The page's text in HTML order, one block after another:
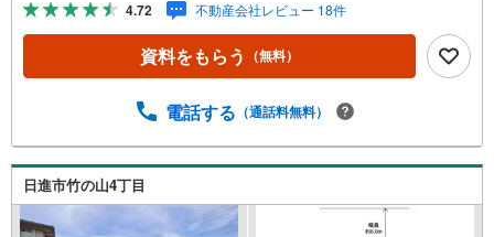
有されているので、名古屋市全域や、その他隣接エリアで
もご内覧が可能です！ 【ウィル不動産販売 久屋大通営業
所】◎地下鉄東山線「栄」駅7A出口から徒歩1分、名城線
ズスペースあり◎営業時間 10:00～19:00（定休日無し） 上
軽にご連絡下さい！現地を見学される場合は「室内・現地
を見学する（無料）」ボタンよりご希望の日時をご記入い
ただけますとスムーズにご案内が可能です。
4.72 不動産会社レビュー 18件
資料をもらう （無料）
電話する （通話料無料）
日進市竹の山4丁目